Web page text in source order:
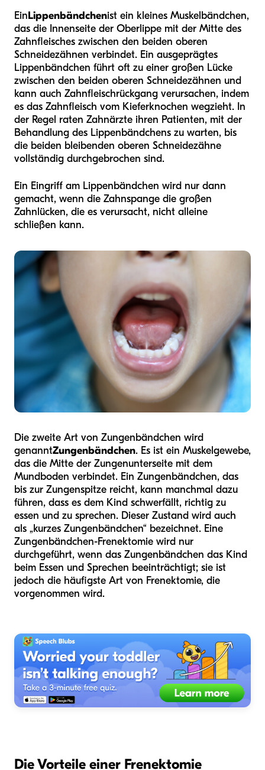
EinLippenbändchenist ein kleines Muskelbändchen,
das die Innenseite der Oberlippe mit der Mitte des
Zahnfleisches zwischen den beiden oberen
Schneidezähnen verbindet. Ein ausgeprägtes
Lippenbändchen führt oft zu einer großen Lücke
zwischen den beiden oberen Schneidezähnen und
kann auch Zahnfleischrückgang verursachen, indem
es das Zahnfleisch vom Kieferknochen wegzieht. In
der Regel raten Zahnärzte ihren Patienten, mit der
Behandlung des Lippenbändchens zu warten, bis
die beiden bleibenden oberen Schneidezähne
vollständig durchgebrochen sind.
Ein Eingriff am Lippenbändchen wird nur dann
gemacht, wenn die Zahnspange die großen
Zahnlücken, die es verursacht, nicht alleine
schließen kann.
Die zweite Art von Zungenbändchen wird
genanntZungenbändchen. Es ist ein Muskelgewebe,
das die Mitte der Zungenunterseite mit dem
Mundboden verbindet. Ein Zungenbändchen, das
bis zur Zungenspitze reicht, kann manchmal dazu
führen, dass es dem Kind schwerfällt, richtig zu
essen und zu sprechen. Dieser Zustand wird auch
als „kurzes Zungenbändchen“ bezeichnet. Eine
Zungenbändchen-Frenektomie wird nur
durchgeführt, wenn das Zungenbändchen das Kind
beim Essen und Sprechen beeinträchtigt; sie ist
jedoch die häufigste Art von Frenektomie, die
vorgenommen wird.
Die Vorteile einer Frenektomie